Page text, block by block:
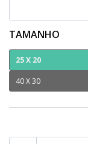
TAMANHO
25 X 20
40 X 30